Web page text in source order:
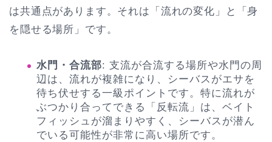
は共通点があります。それは「流れの変化」と「身
を隠せる場所」です。
水門・合流部: 支流が合流する場所や水門の周
辺は、流れが複雑になり、シーバスがエサを
待ち伏せする一級ポイントです。特に流れが
ぶつかり合ってできる「反転流」は、ベイト
フィッシュが溜まりやすく、シーバスが潜ん
でいる可能性が非常に高い場所です。